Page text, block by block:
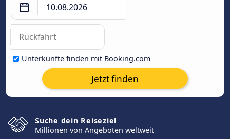
Unterkünfte finden mit Booking.com
Jetzt finden
Suche dein Reiseziel
Millionen von Angeboten weltweit